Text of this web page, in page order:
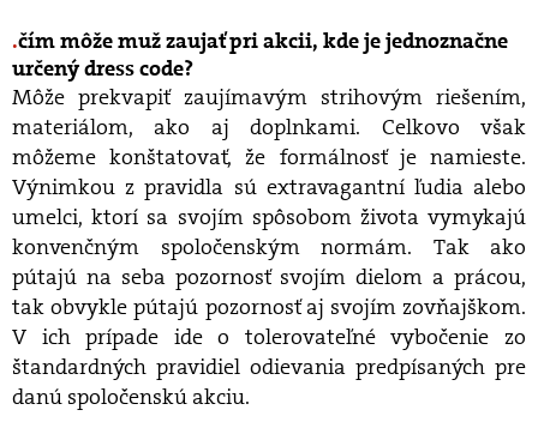
čím môže muž zaujať pri akcii, kde je jednoznačne
určený dress code?
Môže prekvapiť zaujímavým strihovým riešením,
materiálom, ako aj doplnkami. Celkovo však
môžeme konštatovať, že formálnosť je namieste.
Výnimkou z pravidla sú extravagantní ľudia alebo
umelci, ktorí sa svojím spôsobom života vymykajú
konvenčným spoločenským normám. Tak ako
pútajú na seba pozornosť svojím dielom a prácou,
tak obvykle pútajú pozornosť aj svojím zovňajškom.
V ich prípade ide o tolerovateľné vybočenie zo
štandardných pravidiel odievania predpísaných pre
danú spoločenskú akciu.